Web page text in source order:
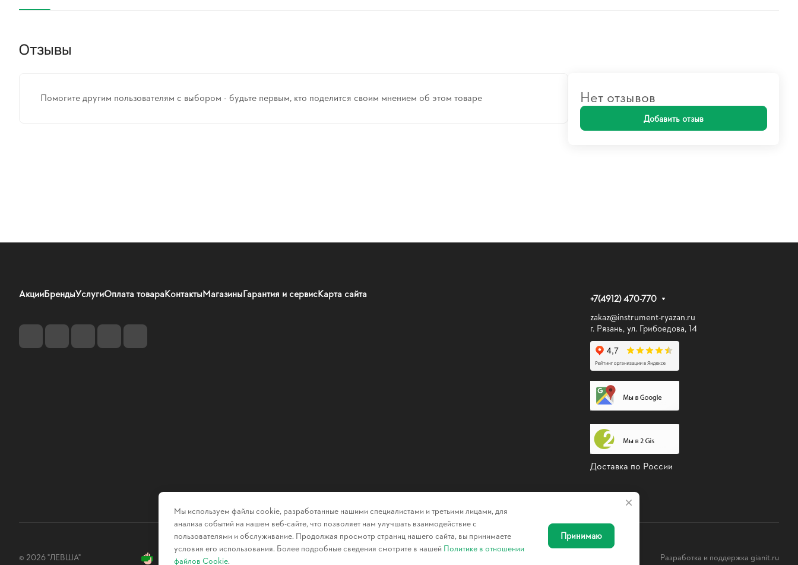
Отзывы
Помогите другим пользователям с выбором - будьте первым, кто поделится своим мнением об этом товаре Нет отзывов
Добавить отзыв
АкцииБрендыУслугиОплата товараКонтактыМагазиныГарантия и сервисКарта сайта
+7(4912) 470-770
zakaz@instrument-ryazan.ru
г. Рязань, ул. Грибоедова, 14
Доставка по России
© 2026 "ЛЕВША" Разработка и поддержка gianit.ru
Мы используем файлы cookie, разработанные нашими специалистами и третьими лицами, для
анализа событий на нашем веб-сайте, что позволяет нам улучшать взаимодействие с
пользователями и обслуживание. Продолжая просмотр страниц нашего сайта, вы принимаете
условия его использования. Более подробные сведения смотрите в нашей Политике в отношении
файлов Cookie.
Принимаю